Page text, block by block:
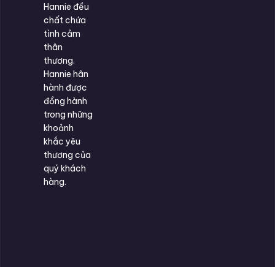
Hannie đều
chất chứa
tình cảm
thân
thương.
Hannie hân
hành được
đồng hành
trong những
khoảnh
khắc yêu
thương của
quý khách
hàng.